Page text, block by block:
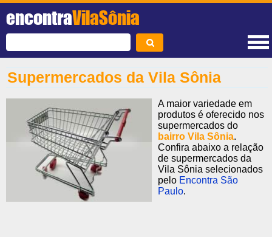
encontraVilaSônia
Supermercados da Vila Sônia
A maior variedade em
produtos é oferecido nos
supermercados do
bairro Vila Sônia.
Confira abaixo a relação
de supermercados da
Vila Sônia selecionados
pelo Encontra São
Paulo.